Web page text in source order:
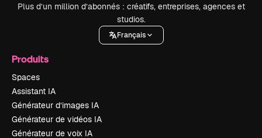
Plus d’un million d’abonnés : créatifs, entreprises, agences et
studios.
Français
Produits
Spaces
Assistant IA
Générateur d’images IA
Générateur de vidéos IA
Générateur de voix IA